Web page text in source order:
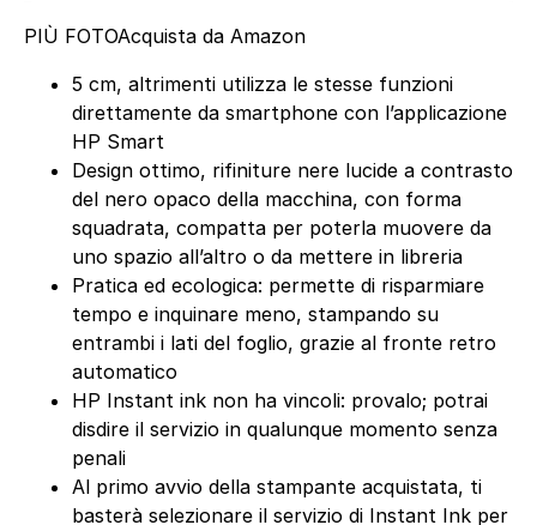
PIÙ FOTOAcquista da Amazon
5 cm, altrimenti utilizza le stesse funzioni
direttamente da smartphone con l’applicazione
HP Smart
Design ottimo, rifiniture nere lucide a contrasto
del nero opaco della macchina, con forma
squadrata, compatta per poterla muovere da
uno spazio all’altro o da mettere in libreria
Pratica ed ecologica: permette di risparmiare
tempo e inquinare meno, stampando su
entrambi i lati del foglio, grazie al fronte retro
automatico
HP Instant ink non ha vincoli: provalo; potrai
disdire il servizio in qualunque momento senza
penali
Al primo avvio della stampante acquistata, ti
basterà selezionare il servizio di Instant Ink per